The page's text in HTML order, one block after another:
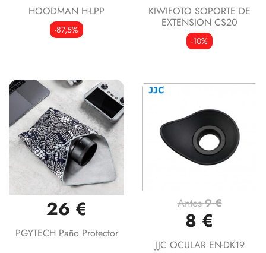
HOODMAN H-LPP
-87,5%
KIWIFOTO SOPORTE DE
EXTENSION CS20
-10%
26 €
PGYTECH Paño Protector
Antes9 €
8 €
JJC OCULAR EN-DK19